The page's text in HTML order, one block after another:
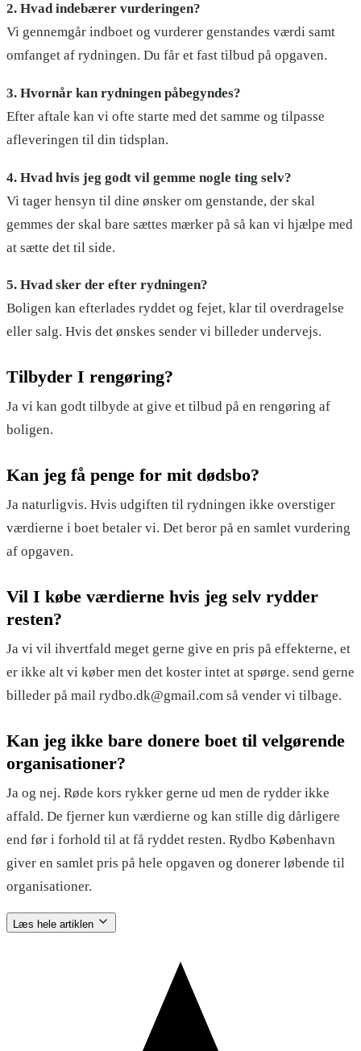
2. Hvad indebærer vurderingen?
Vi gennemgår indboet og vurderer genstandes værdi samt
omfanget af rydningen. Du får et fast tilbud på opgaven.
3. Hvornår kan rydningen påbegyndes?
Efter aftale kan vi ofte starte med det samme og tilpasse
afleveringen til din tidsplan.
4. Hvad hvis jeg godt vil gemme nogle ting selv?
Vi tager hensyn til dine ønsker om genstande, der skal
gemmes der skal bare sættes mærker på så kan vi hjælpe med
at sætte det til side.
5. Hvad sker der efter rydningen?
Boligen kan efterlades ryddet og fejet, klar til overdragelse
eller salg. Hvis det ønskes sender vi billeder undervejs.
Tilbyder I rengøring?
Ja vi kan godt tilbyde at give et tilbud på en rengøring af
boligen.
Kan jeg få penge for mit dødsbo?
Ja naturligvis. Hvis udgiften til rydningen ikke overstiger
værdierne i boet betaler vi. Det beror på en samlet vurdering
af opgaven.
Vil I købe værdierne hvis jeg selv rydder
resten?
Ja vi vil ihvertfald meget gerne give en pris på effekterne, et
er ikke alt vi køber men det koster intet at spørge. send gerne
billeder på mail rydbo.dk@gmail.com så vender vi tilbage.
Kan jeg ikke bare donere boet til velgørende
organisationer?
Ja og nej. Røde kors rykker gerne ud men de rydder ikke
affald. De fjerner kun værdierne og kan stille dig dårligere
end før i forhold til at få ryddet resten. Rydbo København
giver en samlet pris på hele opgaven og donerer løbende til
organisationer.
Læs hele artiklen